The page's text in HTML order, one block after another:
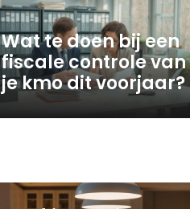
Wat te doen bij een
fiscale controle van
je kmo dit voorjaar?